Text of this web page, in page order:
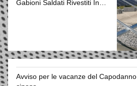
Gabioni Saldati Rivestiti In
Avviso per le vacanze del Capodanno